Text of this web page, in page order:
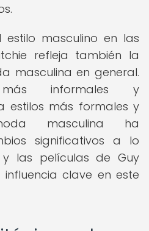
estilo masculino en las
refleja también la
masculina en general.
informales y
estilos más formales y
masculina ha
significativos a lo
las películas de Guy
influencia clave en este